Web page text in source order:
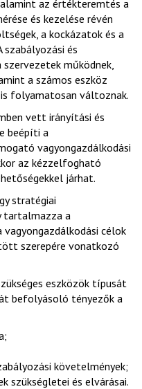
az értékteremtés a
és kezelése révén
a kockázatok és a
és
működnek,
a számos eszköz
folyamatosan változnak.
vett irányítási és
beépíti a
vagyongazdálkodási
az kézzelfogható
járhat.
stratégiai
tartalmazza a
vagyongazdálkodási célok
szerepére vonatkozó
eszközök típusát
befolyásoló tényezők a
követelmények;
szükségletei és elvárásai.